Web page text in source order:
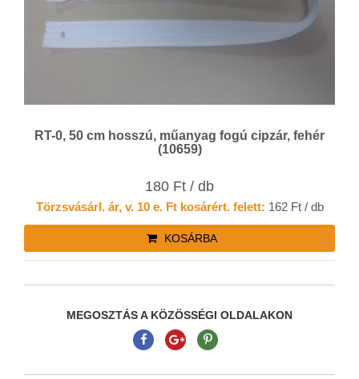
RT-0, 50 cm hosszú, műanyag fogú cipzár, fehér
(10659)
180 Ft / db
Törzsvásárl. ár, v. 10 e. Ft kosárért. felett: 162 Ft / db
KOSÁRBA
MEGOSZTÁS A KÖZÖSSÉGI OLDALAKON